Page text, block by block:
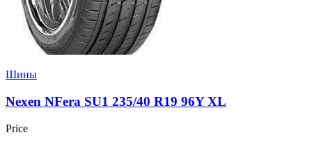
Шины
Nexen NFera SU1 235/40 R19 96Y XL
Price